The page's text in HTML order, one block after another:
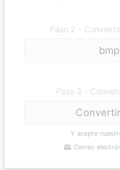
Paso 2 -
Paso 3 -
Y acepte
Correo